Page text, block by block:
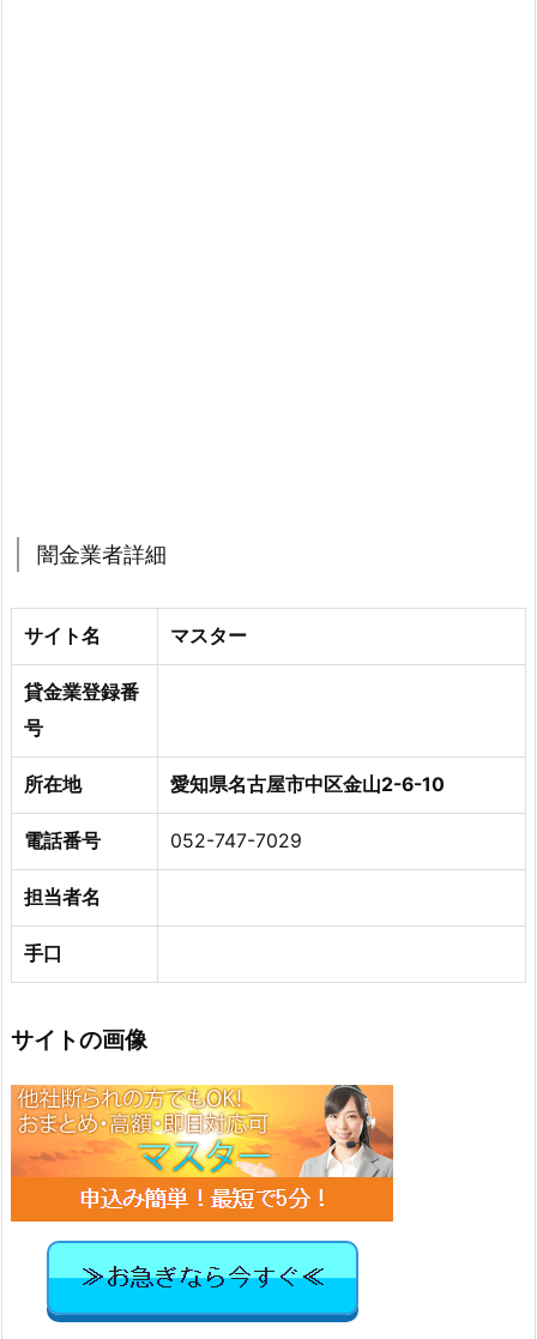
闇金業者詳細
サイト名 マスター
貸金業登録番
号
所在地 愛知県名古屋市中区金山2-6-10
電話番号 052-747-7029
担当者名
手口
サイトの画像